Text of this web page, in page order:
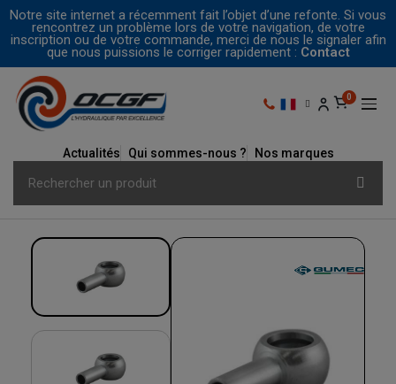
Notre site internet a récemment fait l’objet d’une refonte. Si vous
rencontrez un problème lors de votre navigation, de votre
inscription ou de votre commande, merci de nous le signaler afin
que nous puissions le corriger rapidement : Contact
Actualités Qui sommes-nous ? Nos marques